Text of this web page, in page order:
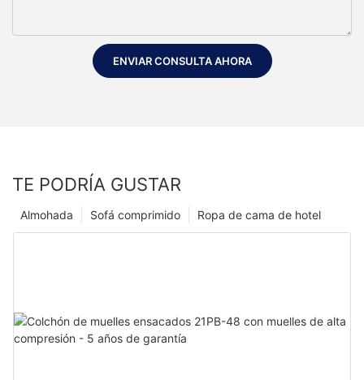
ENVIAR CONSULTA AHORA
TE PODRÍA GUSTAR
Ropa de cama de hotel
Sofá comprimido
Almohada